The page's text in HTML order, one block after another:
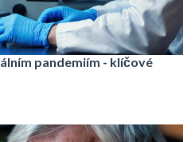
pandemiím - klíčové